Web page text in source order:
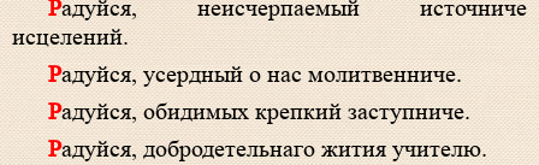
Радуйся, неисчерпаемый источниче
исцелений.
Радуйся, усердный о нас молитвенниче.
Радуйся, обидимых крепкий заступниче.
Радуйся, добродетельнаго жития учителю.